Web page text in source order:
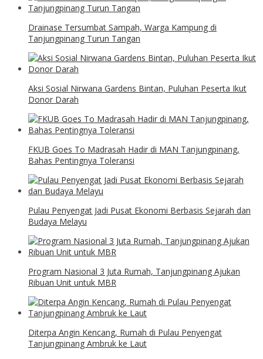
Drainase Tersumbat Sampah, Warga Kampung di
Tanjungpinang Turun Tangan
Aksi Sosial Nirwana Gardens Bintan, Puluhan Peserta Ikut
Donor Darah
FKUB Goes To Madrasah Hadir di MAN Tanjungpinang,
Bahas Pentingnya Toleransi
Pulau Penyengat Jadi Pusat Ekonomi Berbasis Sejarah dan
Budaya Melayu
Program Nasional 3 Juta Rumah, Tanjungpinang Ajukan
Ribuan Unit untuk MBR
Diterpa Angin Kencang, Rumah di Pulau Penyengat
Tanjungpinang Ambruk ke Laut